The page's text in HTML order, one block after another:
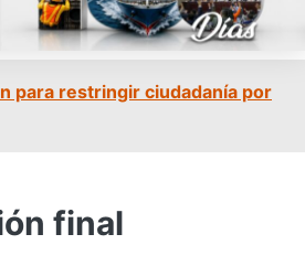
para restringir ciudadanía por
final